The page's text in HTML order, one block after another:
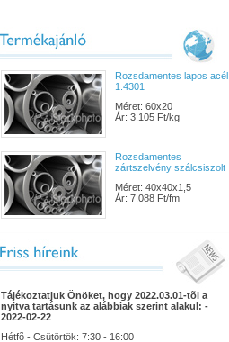
Rozsdamentes lapos acél
1.4301
Méret: 60x20
Ár: 3.105 Ft/kg
Rozsdamentes
zártszelvény szálcsiszolt
Méret: 40x40x1,5
Ár: 7.088 Ft/fm
Tájékoztatjuk Önöket, hogy 2022.03.01-tõl a
nyitva tartásunk az alábbiak szerint alakul: -
2022-02-22
Hétfõ - Csütörtök: 7:30 - 16:00